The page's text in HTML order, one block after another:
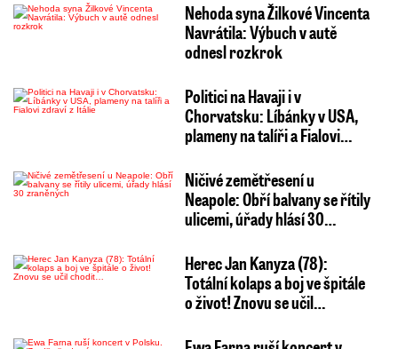
Nehoda syna Žilkové Vincenta
Navrátila: Výbuch v autě
odnesl rozkrok
Politici na Havaji i v
Chorvatsku: Líbánky v USA,
plameny na talíři a Fialovi…
Ničivé zemětřesení u
Neapole: Obří balvany se řítily
ulicemi, úřady hlásí 30…
Herec Jan Kanyza (78):
Totální kolaps a boj ve špitále
o život! Znovu se učil…